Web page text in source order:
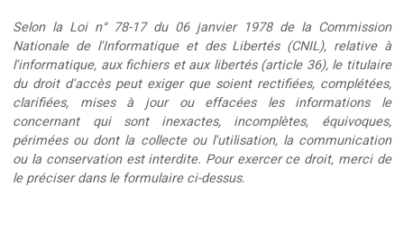
Selon la Loi n° 78-17 du 06 janvier 1978 de la Commission
Nationale de l'Informatique et des Libertés (CNIL), relative à
l'informatique, aux fichiers et aux libertés (article 36), le titulaire
du droit d'accès peut exiger que soient rectifiées, complétées,
clarifiées, mises à jour ou effacées les informations le
concernant qui sont inexactes, incomplètes, équivoques,
périmées ou dont la collecte ou l'utilisation, la communication
ou la conservation est interdite. Pour exercer ce droit, merci de
le préciser dans le formulaire ci-dessus.